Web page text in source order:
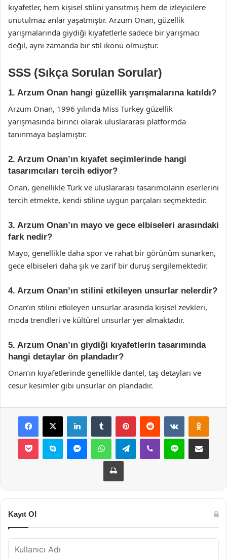
kıyafetler, hem kişisel stilini yansıtmış hem de izleyicilere
unutulmaz anlar yaşatmıştır. Arzum Onan, güzellik
yarışmalarında giydiği kıyafetlerle sadece bir yarışmacı
değil, aynı zamanda bir stil ikonu olmuştur.
SSS (Sıkça Sorulan Sorular)
1. Arzum Onan hangi güzellik yarışmalarına katıldı?
Arzum Onan, 1996 yılında Miss Turkey güzellik
yarışmasında birinci olarak uluslararası platformda
tanınmaya başlamıştır.
2. Arzum Onan’ın kıyafet seçimlerinde hangi
tasarımcıları tercih ediyor?
Onan, genellikle Türk ve uluslararası tasarımcıların eserlerini
tercih etmekte, kendi stiline uygun parçaları seçmektedir.
3. Arzum Onan’ın mayo ve gece elbiseleri arasındaki
fark nedir?
Mayo, genellikle daha spor ve rahat bir görünüm sunarken,
gece elbiseleri daha şık ve zarif bir duruş sergilemektedir.
4. Arzum Onan’ın stilini etkileyen unsurlar nelerdir?
Onan’ın stilini etkileyen unsurlar arasında kişisel zevkleri,
moda trendleri ve kültürel unsurlar yer almaktadır.
5. Arzum Onan’ın giydiği kıyafetlerin tasarımında
hangi detaylar ön plandadır?
Onan’ın kıyafetlerinde genellikle dantel, taş detayları ve
cesur kesimler gibi unsurlar ön plandadır.
Facebook
X LinkedInTumblr PinterestReddit VKontakte
Pocket Skype MessengerWhatsAppTelegramViber Line E-Posta ile
Yazdır
Kayıt Ol